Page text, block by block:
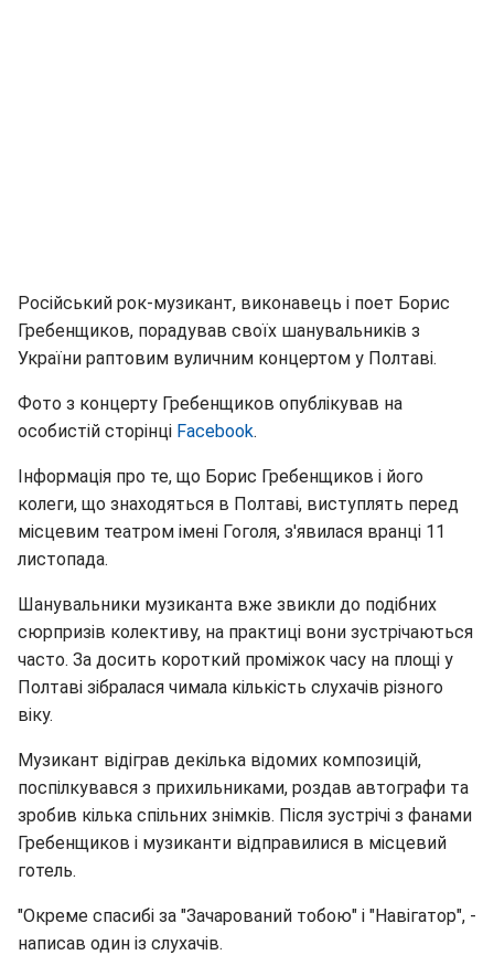
Російський рок-музикант, виконавець і поет Борис
Гребенщиков, порадував своїх шанувальників з
України раптовим вуличним концертом у Полтаві.
Фото з концерту Гребенщиков опублікував на
особистій сторінці Facebook.
Інформація про те, що Борис Гребенщиков і його
колеги, що знаходяться в Полтаві, виступлять перед
місцевим театром імені Гоголя, з'явилася вранці 11
листопада.
Шанувальники музиканта вже звикли до подібних
сюрпризів колективу, на практиці вони зустрічаються
часто. За досить короткий проміжок часу на площі у
Полтаві зібралася чимала кількість слухачів різного
віку.
Музикант відіграв декілька відомих композицій,
поспілкувався з прихильниками, роздав автографи та
зробив кілька спільних знімків. Після зустрічі з фанами
Гребенщиков і музиканти відправилися в місцевий
готель.
"Окреме спасибі за "Зачарований тобою" і "Навігатор", -
написав один із слухачів.